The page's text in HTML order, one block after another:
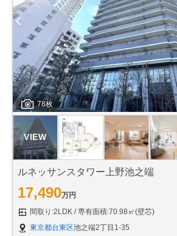
78枚
ルネッサンスタワー上野池之端
17,490万円
間取り:2LDK
専有面積:70.98㎡(壁芯)
東京都台東区池之端2丁目1-35